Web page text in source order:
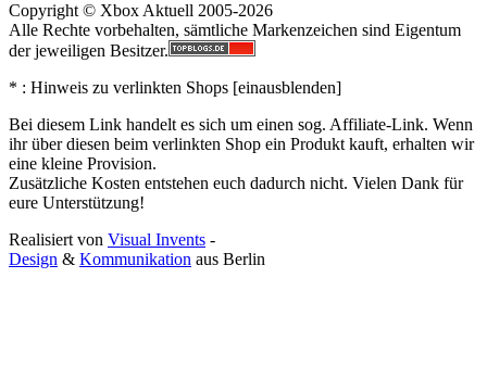
Copyright © Xbox Aktuell 2005-2026
Alle Rechte vorbehalten, sämtliche Markenzeichen sind Eigentum
der jeweiligen Besitzer.
* : Hinweis zu verlinkten Shops [einausblenden]
Bei diesem Link handelt es sich um einen sog. Affiliate-Link. Wenn
ihr über diesen beim verlinkten Shop ein Produkt kauft, erhalten wir
eine kleine Provision.
Zusätzliche Kosten entstehen euch dadurch nicht. Vielen Dank für
eure Unterstützung!
Realisiert von Visual Invents -
Design & Kommunikation aus Berlin